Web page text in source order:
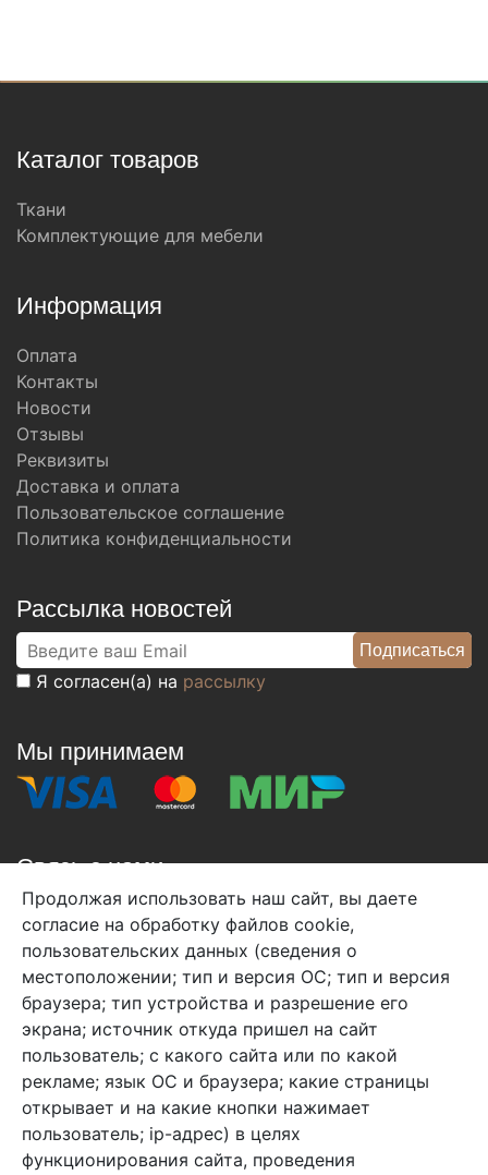
Каталог товаров
Ткани
Комплектующие для мебели
Информация
Оплата
Контакты
Новости
Отзывы
Реквизиты
Доставка и оплата
Пользовательское соглашение
Политика конфиденциальности
Рассылка новостей
Я согласен(а) на рассылку
Мы принимаем
Связь с нами
+7 (495) 933-38-08
info@arben-textile.ru- оптовые продажи
Арбен текстиль г. Щелково, пер.
1-й Советский д.25, владение 2.
Мы в соц. сетях
Продолжая использовать наш сайт, вы даете
согласие на обработку файлов cookie,
пользовательских данных (сведения о
местоположении; тип и версия ОС; тип и версия
браузера; тип устройства и разрешение его
экрана; источник откуда пришел на сайт
пользователь; с какого сайта или по какой
рекламе; язык ОС и браузера; какие страницы
открывает и на какие кнопки нажимает
пользователь; ip-адрес) в целях
функционирования сайта, проведения